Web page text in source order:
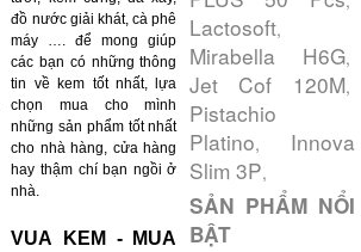
đồ nước giải khát, cà phê
máy …. để mong giúp
các bạn có những thông
tin về kem tốt nhất, lựa
chọn mua cho mình
những sản phẩm tốt nhất
cho nhà hàng, cửa hàng
hay thậm chí bạn ngồi ở
nhà.
VUA KEM - MUA
Lactosoft,
Mirabella H6G,
Jet Cof 120M,
Pistachio
Platino, Innova
Slim 3P,
SẢN PHẨM NỔI
BẬT